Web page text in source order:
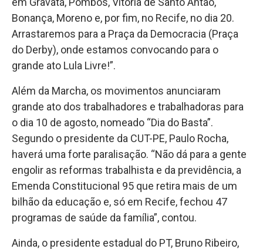
Bonança, Moreno e, por fim, no Recife, no dia 20.
Arrastaremos para a Praça da Democracia (Praça
do Derby), onde estamos convocando para o
grande ato Lula Livre!”.
Além da Marcha, os movimentos anunciaram
grande ato dos trabalhadores e trabalhadoras para
o dia 10 de agosto, nomeado “Dia do Basta”.
Segundo o presidente da CUT-PE, Paulo Rocha,
haverá uma forte paralisação. “Não dá para a gente
engolir as reformas trabalhista e da previdência, a
Emenda Constitucional 95 que retira mais de um
bilhão da educação e, só em Recife, fechou 47
programas de saúde da família”, contou.
Ainda, o presidente estadual do PT, Bruno Ribeiro,